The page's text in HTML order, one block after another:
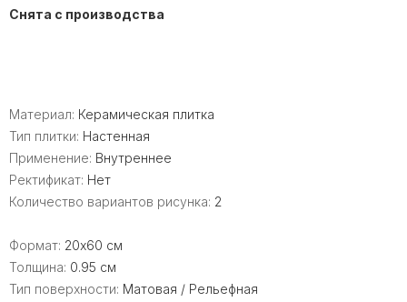
Снята с производства
Материал: Керамическая плитка
Тип плитки: Настенная
Применение: Внутреннее
Ректификат: Нет
Количество вариантов рисунка: 2
Формат: 20x60 см
Толщина: 0.95 см
Тип поверхности: Матовая / Рельефная